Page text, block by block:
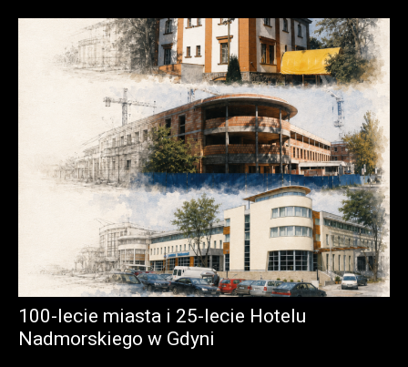
100-lecie miasta i 25-lecie Hotelu
Nadmorskiego w Gdyni